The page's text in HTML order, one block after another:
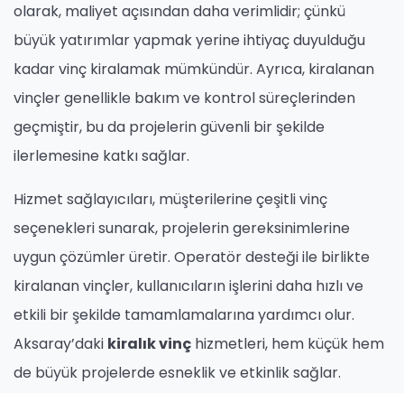
olarak, maliyet açısından daha verimlidir; çünkü
büyük yatırımlar yapmak yerine ihtiyaç duyulduğu
kadar vinç kiralamak mümkündür. Ayrıca, kiralanan
vinçler genellikle bakım ve kontrol süreçlerinden
geçmiştir, bu da projelerin güvenli bir şekilde
ilerlemesine katkı sağlar.
Hizmet sağlayıcıları, müşterilerine çeşitli vinç
seçenekleri sunarak, projelerin gereksinimlerine
uygun çözümler üretir. Operatör desteği ile birlikte
kiralanan vinçler, kullanıcıların işlerini daha hızlı ve
etkili bir şekilde tamamlamalarına yardımcı olur.
Aksaray’daki kiralık vinç hizmetleri, hem küçük hem
de büyük projelerde esneklik ve etkinlik sağlar.